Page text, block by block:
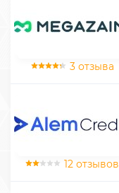
3 отзыва
12 отзывов